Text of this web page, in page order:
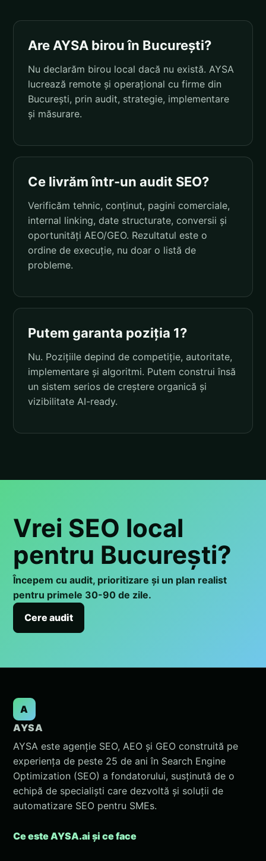
Are AYSA birou în București?
Nu declarăm birou local dacă nu există. AYSA
lucrează remote și operațional cu firme din
București, prin audit, strategie, implementare
și măsurare.
Ce livrăm într-un audit SEO?
Verificăm tehnic, conținut, pagini comerciale,
internal linking, date structurate, conversii și
oportunități AEO/GEO. Rezultatul este o
ordine de execuție, nu doar o listă de
probleme.
Putem garanta poziția 1?
Nu. Pozițiile depind de competiție, autoritate,
implementare și algoritmi. Putem construi însă
un sistem serios de creștere organică și
vizibilitate AI-ready.
Vrei SEO local
pentru București?
Începem cu audit, prioritizare și un plan realist
pentru primele 30-90 de zile.
Cere audit
A
AYSA
AYSA este agenție SEO, AEO și GEO construită pe
experiența de peste 25 de ani în Search Engine
Optimization (SEO) a fondatorului, susținută de o
echipă de specialiști care dezvoltă și soluții de
automatizare SEO pentru SMEs.
Ce este AYSA.ai și ce face